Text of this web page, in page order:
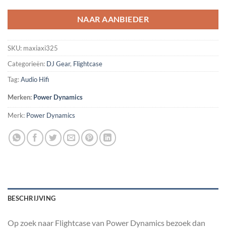
NAAR AANBIEDER
SKU: maxiaxi325
Categorieën: DJ Gear, Flightcase
Tag:Audio Hifi
Merken: Power Dynamics
Merk: Power Dynamics
BESCHRIJVING
Op zoek naar Flightcase van Power Dynamics bezoek dan